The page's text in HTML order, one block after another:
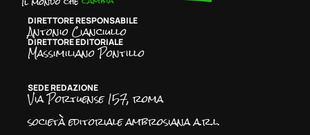
DIRETTORE RESPONSABILE
Antonio Cianciullo
DIRETTORE EDITORIALE
Massimiliano Pontillo
SEDE REDAZIONE
Via Portuense 157, roma
società editoriale ambrosiana a.r.l.